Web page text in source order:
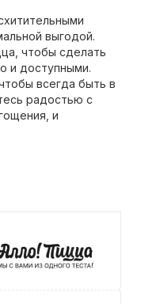
выгодой.
чтобы сделать
и доступными.
всегда быть в
радостью с
и